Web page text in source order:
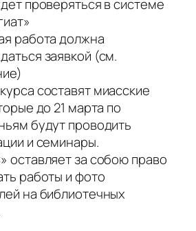
проверяться в системе
работа должна
заявкой (см.
составят миасские
до 21 марта по
будут проводить
и семинары.
оставляет за собою право
работы и фото
на библиотечных